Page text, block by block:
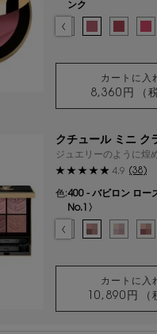
ンク
ヴァス マゼンタ​ [マット] 視線を奪
み
ローズ ヘイズ [マット] 温かみのあ
選択済み
10 - スターダスト ラブ [スパーク
選択済み
37 - ピーチー ヌード [マッ
選択済み
42 - ベビードール ピ
44 - ヌード ラ
54 - ベ66
カートに入
8,360円
（
クチュール ミニ ク
ジュエリーのように煌
ウから新色・限定色が
4.9 (38)
色:400 - バビロン ロー
No.1〉
み
- ストラ ドールズ のカラー クチュ
選択済み
200 - ギリーズ ドリーム のカラー
選択済み
300 - カスバ スパイシーズ
選択済み
310 - エキゾチック
選択済み
400 - バビロン
選択済み
410 - フ
選
カートに入
10,890円
（
ク